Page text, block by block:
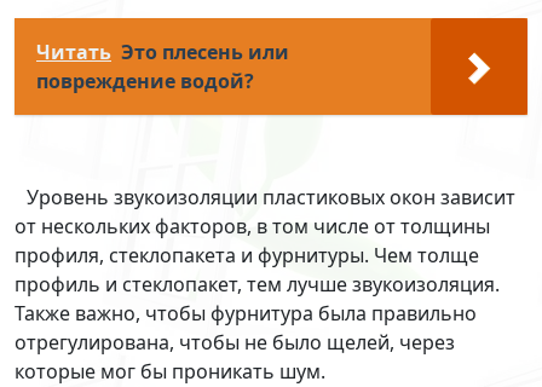
Читать Это плесень или
повреждение водой?
Уровень звукоизоляции пластиковых окон зависит
от нескольких факторов, в том числе от толщины
профиля, стеклопакета и фурнитуры. Чем толще
профиль и стеклопакет, тем лучше звукоизоляция.
Также важно, чтобы фурнитура была правильно
отрегулирована, чтобы не было щелей, через
которые мог бы проникать шум.